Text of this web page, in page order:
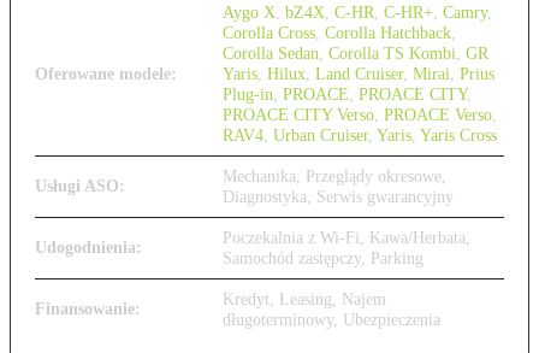
Oferowane modele:
Aygo X bZ4X C-HR C-HR+ Camry,
Corolla Cross Corolla Hatchback
Corolla Sedan Corolla TS Kombi GR
Yaris Hilux Land Cruiser, Mirai Prius
Plug-in PROACE PROACE CITY,
PROACE CITY Verso PROACE Verso
RAV4 Urban Cruiser, Yaris Yaris Cross
Usługi ASO:
Mechanika, Przeglądy okresowe,
Diagnostyka, Serwis gwarancyjny
Udogodnienia:
Poczekalnia z Wi-Fi, Kawa/Herbata,
Samochód zastępczy, Parking
Finansowanie:
Kredyt, Leasing, Najem
długoterminowy, Ubezpieczenia